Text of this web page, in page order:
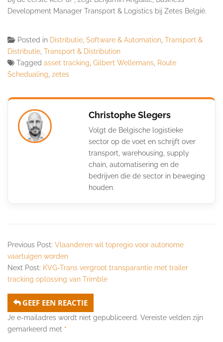
Development Manager Transport & Logistics bij Zetes België.
Posted in Distributie Software & Automation Transport &
Distributie Transport & Distribution
Tagged asset tracking Gilbert Wellemans Route
Schedualing zetes
Christophe Slegers
Volgt de Belgische logistieke
sector op de voet en schrijft over
transport, warehousing, supply
chain, automatisering en de
bedrijven die de sector in beweging
houden.
Previous Post: Vlaanderen wil topregio voor autonome
vaartuigen worden
Next Post: KVG-Trans vergroot transparantie met trailer
tracking oplossing van Trimble
GEEF EEN REACTIE
Je e-mailadres wordt niet gepubliceerd. Vereiste velden zijn
gemarkeerd met *